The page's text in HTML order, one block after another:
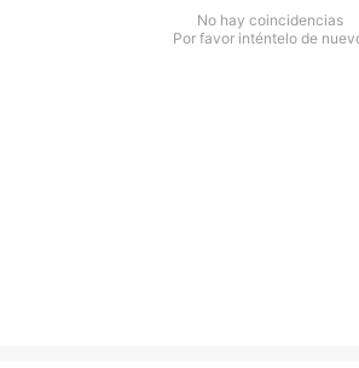
No hay coincidencias
Por favor inténtelo de